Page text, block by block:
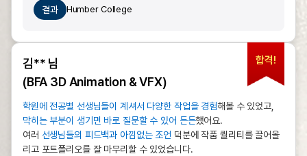
결과 Humber College
김** 님
(BFA 3D Animation & VFX)
합격!
학원에 전공별 선생님들이 계셔서 다양한 작업을 경험해볼 수 있었고,
막히는 부분이 생기면 바로 질문할 수 있어 든든했어요.
여러 선생님들의 피드백과 아낌없는 조언 덕분에 작품 퀄리티를 끌어올
리고 포트폴리오를 잘 마무리할 수 있었습니다.